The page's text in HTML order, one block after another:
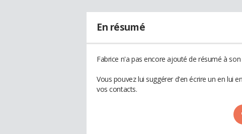
En résumé
Fabrice n'a pas encore ajouté de résumé à son
Vous pouvez lui suggérer d'en écrire un en lui
vos contacts.